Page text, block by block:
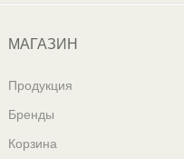
МАГАЗИН
Продукция
Бренды
Корзина